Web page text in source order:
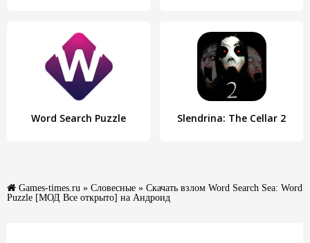
Word Search Puzzle Slendrina: The Cellar 2
Games-times.ru » Словесные » Скачать взлом Word Search Sea: Word
Puzzle [МОД Все открыто] на Андроид